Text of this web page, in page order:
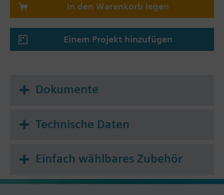
In den Warenkorb legen
Einem Projekt hinzufügen
Dokumente
Technische Daten
Einfach wählbares Zubehör